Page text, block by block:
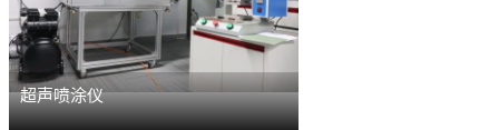
超声喷涂仪